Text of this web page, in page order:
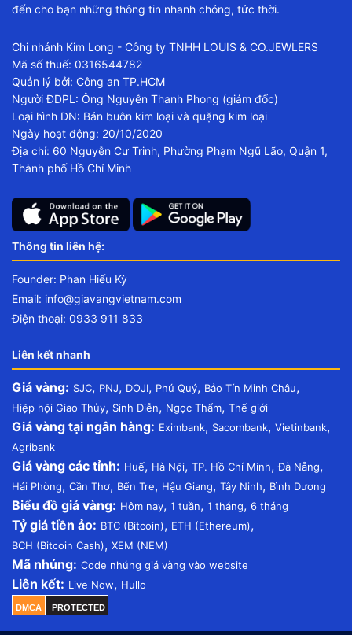
đến cho bạn những thông tin nhanh chóng, tức thời.
Chi nhánh Kim Long - Công ty TNHH LOUIS & CO.JEWLERS
Mã số thuế: 0316544782
Quản lý bởi: Công an TP.HCM
Người ĐDPL: Ông Nguyễn Thanh Phong (giám đốc)
Loại hình DN: Bán buôn kim loại và quặng kim loại
Ngày hoạt động: 20/10/2020
Địa chỉ: 60 Nguyễn Cư Trinh, Phường Phạm Ngũ Lão, Quận 1,
Thành phố Hồ Chí Minh
Thông tin liên hệ:
Founder: Phan Hiếu Kỳ
Email: info@giavangvietnam.com
Điện thoại: 0933 911 833
Liên kết nhanh
Giá vàng: SJC, PNJ, DOJI, Phú Quý, Bảo Tín Minh Châu,
Hiệp hội Giao Thủy, Sinh Diễn, Ngọc Thẩm, Thế giới
Giá vàng tại ngân hàng: Eximbank, Sacombank, Vietinbank,
Agribank
Giá vàng các tỉnh: Huế, Hà Nội, TP. Hồ Chí Minh,Đà Nẵng,
Hải Phòng, Cần Thơ, Bến Tre, Hậu Giang, Tây Ninh, Bình Dương
Biểu đồ giá vàng: Hôm nay, 1 tuần, 1 tháng, 6 tháng
Tỷ giá tiền ảo: BTC (Bitcoin), ETH (Ethereum),
BCH (Bitcoin Cash), XEM (NEM)
Mã nhúng: Code nhúng giá vàng vào website
Liên kết: Live Now, Hullo
DMCA PROTECTED